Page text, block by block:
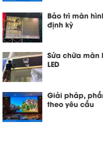
Bảo trì màn
định kỳ
Sửa chữa màn
LED
Giải pháp,
theo yêu cầu